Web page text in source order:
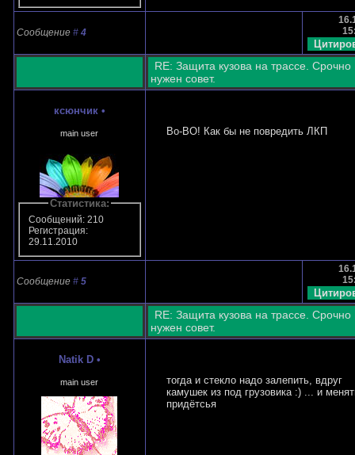
Сообщение # 4
RE: Защита кузова на трассе. Срочно
нужен совет.
ксюнчик •
main user
Статистика:
Сообщений: 210
Регистрация:
29.11.2010
Во-ВО! Как бы не повредить ЛКП
Сообщение # 5
RE: Защита кузова на трассе. Срочно
нужен совет.
Natik D •
main user
тогда и стекло надо залепить, вдруг
камушек из под грузовика :) ... и
придётсья